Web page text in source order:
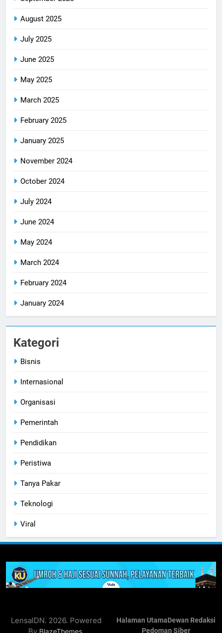
August 2025
July 2025
June 2025
May 2025
March 2025
February 2025
January 2025
November 2024
October 2024
July 2024
June 2024
May 2024
March 2024
February 2024
January 2024
Kategori
Bisnis
Internasional
Organisasi
Pemerintah
Pendidikan
Peristiwa
Tanya Pakar
Teknologi
Viral
LensaIDN. 2026. Powered
By BlazeThemes.
Halaman UtamaDewan Redaksi
Pedoman Siber